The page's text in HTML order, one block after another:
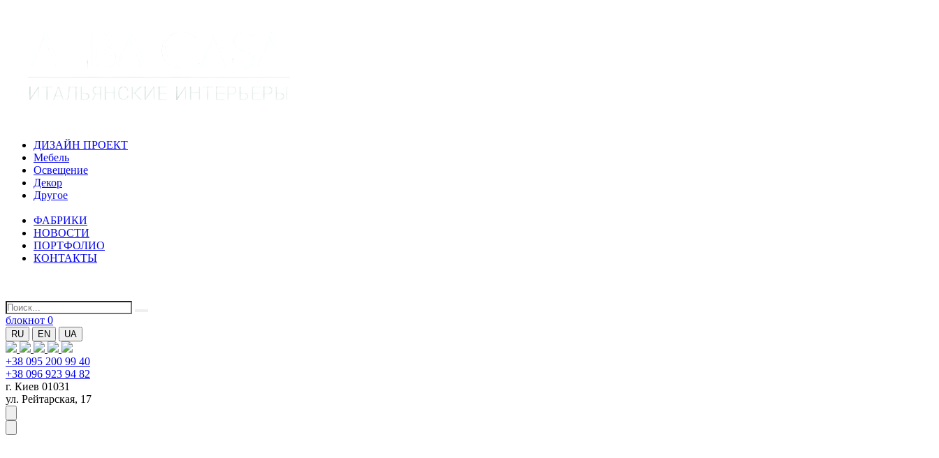
ДИЗАЙН ПРОЕКТ
Мебель
Освещение
Декор
Другое
ФАБРИКИ
НОВОСТИ
ПОРТФОЛИО
КОНТАКТЫ
блокнот 0
RU EN UA
+38 095 200 99 40
+38 096 923 94 82
г. Киев 01031
ул. Рейтарская, 17